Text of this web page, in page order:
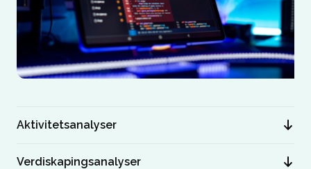
Aktivitetsanalyser
Verdiskapingsanalyser